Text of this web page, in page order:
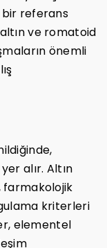
referans
ve romatoid
önemli
alır. Altın
farmakolojik
kriterleri
elementel